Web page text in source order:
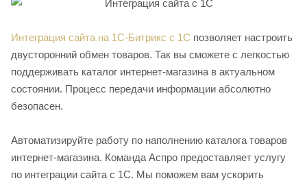
Интеграция сайта на 1С-Битрикс с 1С позволяет настроить
двусторонний обмен товаров. Так вы сможете с легкостью
поддерживать каталог интернет-магазина в актуальном
состоянии. Процесс передачи информации абсолютно
безопасен.
Автоматизируйте работу по наполнению каталога товаров
интернет-магазина. Команда Аспро предоставляет услугу
по интеграции сайта с 1С. Мы поможем вам ускорить